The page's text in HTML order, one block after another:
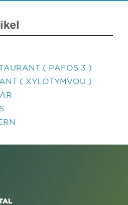
( PAFOS 3 )
( XYLOTYMVOU )